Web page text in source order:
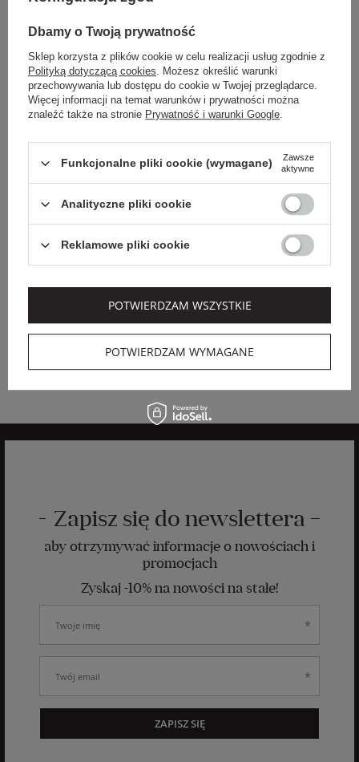
SNEAKERSY MĘSKIE
SKÓRZANE SWAN
BALMAIN
2 489,00 PLN
OUTLET20
SNEAKERSY MĘSKIE
SKÓRZANE LA
MARTINA
1 359,00 PLN
856,17 PLN
Zapisz się do newslettera
aby otrzymywać informacje o nowościach i
promocjach
Zyskaj -10% na nowości na stałe!
ZAPISZ SIĘ
Dbamy o Twoją prywatność
Sklep korzysta z plików cookie w celu realizacji usług zgodnie z
Polityką dotyczącą cookies. Możesz określić warunki
przechowywania lub dostępu do cookie w Twojej przeglądarce.
Więcej informacji na temat warunków i prywatności można
znaleźć także na stronie Prywatność i warunki Google.
Funkcjonalne pliki cookie (wymagane)
Zawsze
aktywne
Analityczne pliki cookie
Reklamowe pliki cookie
POTWIERDZAM WYMAGANE
POTWIERDZAM WSZYSTKIE